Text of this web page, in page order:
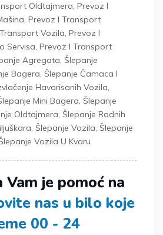
Oldtajmera, Prevoz I
, Prevoz I Transport
Vozila, Prevoz I
Servisa, Prevoz I Transport
Agregata, Šlepanje
Bagera, Šlepanje Čamaca I
Havarisanih Vozila,
Mini Bagera, Šlepanje
Oldtajmera, Šlepanje Radnih
, Šlepanje Vozila, Šlepanje
Vozila U Kvaru
Vam je pomoć na
nas u bilo koje
00 - 24